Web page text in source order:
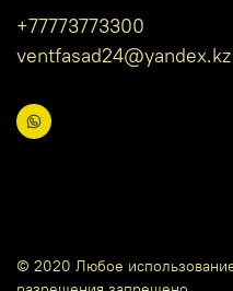
+77773773300
ventfasad24@yandex.kz
© 2020 Любое